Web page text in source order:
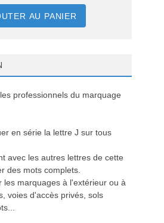
AU PANIER
professionnels du marquage
en série la lettre J sur tous
avec les autres lettres de cette
des mots complets.
les marquages à l'extérieur ou à
voies d'accès privés, sols